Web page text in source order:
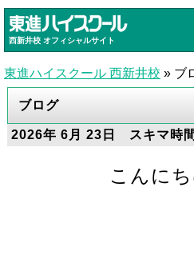
西新井校 オフィシャルサイト
東進ハイスクール 西新井校 » ブ
ブログ
2026年 6月 23日 スキマ時
こんにち